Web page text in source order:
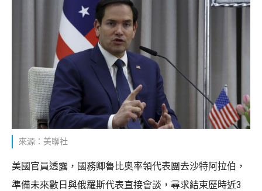
來源：美聯社
美國官員透露，國務卿魯比奧率領代表團去沙特阿拉伯，
準備未來數日與俄羅斯代表直接會談，尋求結束歷時近3